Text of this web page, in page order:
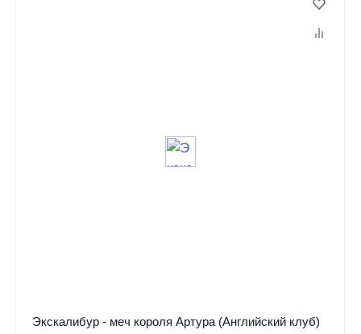
Экскалибур - меч короля Артура (Английский клуб)